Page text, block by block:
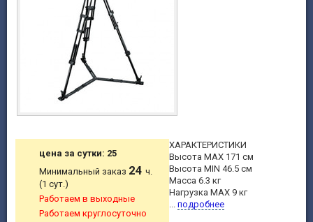
ХАРАКТЕРИСТИКИ
Высота MAX 171 см
Высота MIN 46.5 см
Масса 6.3 кг
Нагрузка MAX 9 кг
... подробнее
цена за сутки: 25
Минимальный заказ 24ч.
(1 сут.)
Работаем в выходные
Работаем круглосуточно